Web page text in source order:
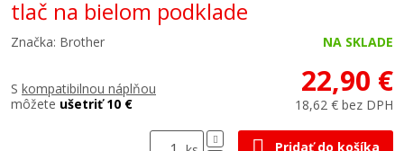
tlač na bielom podklade
Značka: Brother NA SKLADE
S kompatibilnou náplňou
môžete ušetriť 10 €
22,90 €
18,62 € bez DPH
Pridať do košíka